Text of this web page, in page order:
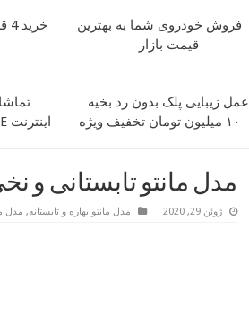
فروش خودروی شما به بهترین
قیمت بازار
خرید 4 قسطه اینترنت پیشگامان
عمل زیبایی پلک بدون رد بخیه
۱۰ میلیون تومان تخفیف ویژه
اینترنت LTE پیشگامان در 4 قسط
مدل مانتو تابستانی و
ژوئن 29, 2020 مدل مانتو بهاره و تابستانه, مدل